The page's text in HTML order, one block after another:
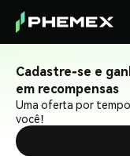
Cadastre-se e
em recompensas
Uma oferta por
você!